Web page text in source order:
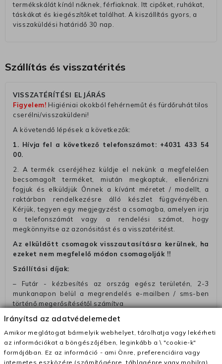
termékskálát kínál nőknek, férfiaknak. Itt cipőket, ruhákat,
táskákat és kiegészítőket találhat. A kiszállítás gyors, a
visszaküldési határidő 30 nap.
Szállítás és visszatérités
VISSZATÉRÍTÉSI ELJÁRÁS
Figyelem! Higiéniai okokból fehérneműt és fürdőruhát tilos
cserélni/visszaküldeni!
A követendő lépések a következők:
1. Hívja fel a következő telefonszámot: +4031 433 54
00.
2. A termék cseréjéhez küldje el nekünk a megfelelően
becsomagolt terméket, miután megkaptuk, ellenőrizni
fogjuk és elküldjük Önnek a kívánt méretet / modellt, a
raktárban rendelkezésre álló készlet függvényében.
Kérjük, tegyen egy megjegyzést a csomagba, amelyen irja
a telefonszámát vagy a rendelési számot, hogy
megkönnyitse az azonósitást és a visszatéritést.
Az elküldött csomagok visszautasításra kerülnek, ha
ezeket nem megfelelő módon csomagolják !!
Szállítási díjak:
– Futár - kézbesítés az ország egész területén, 2-3
munkanapon belül a megrendelés e-mailben / sms-ben
történő megerősítésétől számítva
– Szállítás 1700 Ft (+400 Ft utánvéttel)
– Ingyenes szállítás 31600 Ft feletti megrendeléseknél
(+400 Ft utánvétte)
– A kapott termék cseréjéért 3780 Ft szállítási díjat
Irányítsd az adatvédelemedet
Amikor meglátogat bármelyik webhelyet, tárolhatja vagy lekérheti
az információkat a böngészőjében, leginkább a \ "cookie-k"
formájában. Ez az információ - ami Önre, preferenciáira vagy
internetes eszközére (számítógépre, táblagépre vagy mobilra)